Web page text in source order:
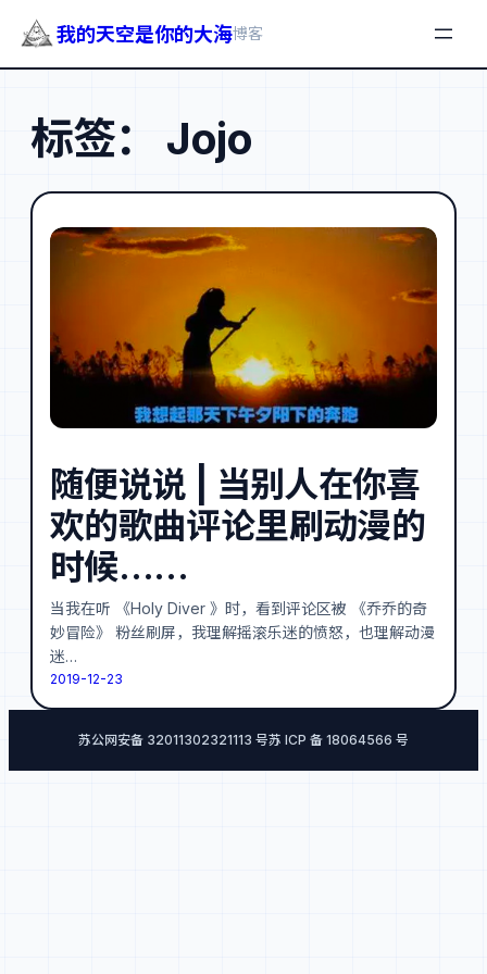
我的天空是你的大海博客
标签： Jojo
随便说说 | 当别人在你喜
欢的歌曲评论里刷动漫的
时候……
当我在听 《Holy Diver 》时，看到评论区被 《乔乔的奇
妙冒险》 粉丝刷屏，我理解摇滚乐迷的愤怒，也理解动漫
迷…
2019-12-23
苏公网安备 32011302321113 号苏 ICP 备 18064566 号